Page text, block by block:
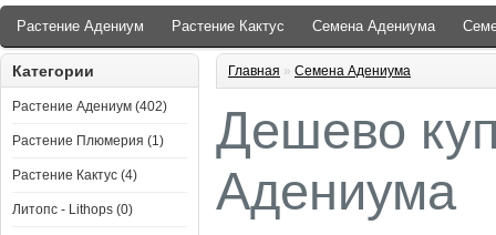
Растение Адениум Растение Кактус Семена Адениума
Категории
Растение Адениум (402)
Растение Плюмерия (1)
Растение Кактус (4)
Литопс - Lithops (0)
Главная » Семена Адениума
Дешево
Адениума